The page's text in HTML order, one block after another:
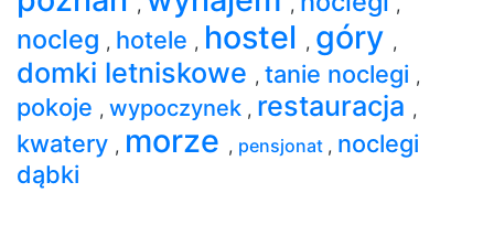
nocleg , hotele , hostel , góry ,
domki letniskowe , tanie noclegi ,
pokoje , wypoczynek , restauracja ,
kwatery , morze , pensjonat , noclegi
dąbki